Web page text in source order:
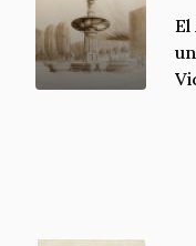
El